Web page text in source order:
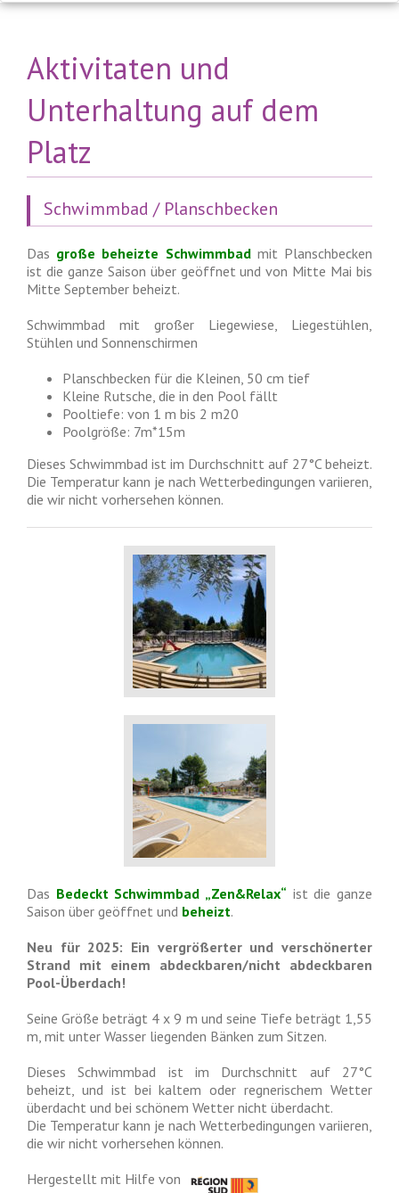
Aktivitaten und
Unterhaltung auf dem
Platz
Schwimmbad / Planschbecken
Das große beheizte Schwimmbadmit Planschbecken
ist die ganze Saison über geöffnet und von Mitte Mai bis
Mitte September beheizt.
Schwimmbad mit großer Liegewiese, Liegestühlen,
Stühlen und Sonnenschirmen
Planschbecken für die Kleinen, 50 cm tief
Kleine Rutsche, die in den Pool fällt
Pooltiefe: von 1 m bis 2 m20
Poolgröße: 7m*15m
Dieses Schwimmbad ist im Durchschnitt auf 27°C beheizt.
Die Temperatur kann je nach Wetterbedingungen variieren,
die wir nicht vorhersehen können.
Das Bedeckt Schwimmbad „Zen&Relax“ ist die ganze
Saison über geöffnet und beheizt.
Neu für 2025: Ein vergrößerter und verschönerter
Strand mit einem abdeckbaren/nicht abdeckbaren
Pool-Überdach!
Seine Größe beträgt 4 x 9 m und seine Tiefe beträgt 1,55
m, mit unter Wasser liegenden Bänken zum Sitzen.
Dieses Schwimmbad ist im Durchschnitt auf 27°C
beheizt, und ist bei kaltem oder regnerischem Wetter
überdacht und bei schönem Wetter nicht überdacht.
Die Temperatur kann je nach Wetterbedingungen variieren,
die wir nicht vorhersehen können.
Hergestellt mit Hilfe von